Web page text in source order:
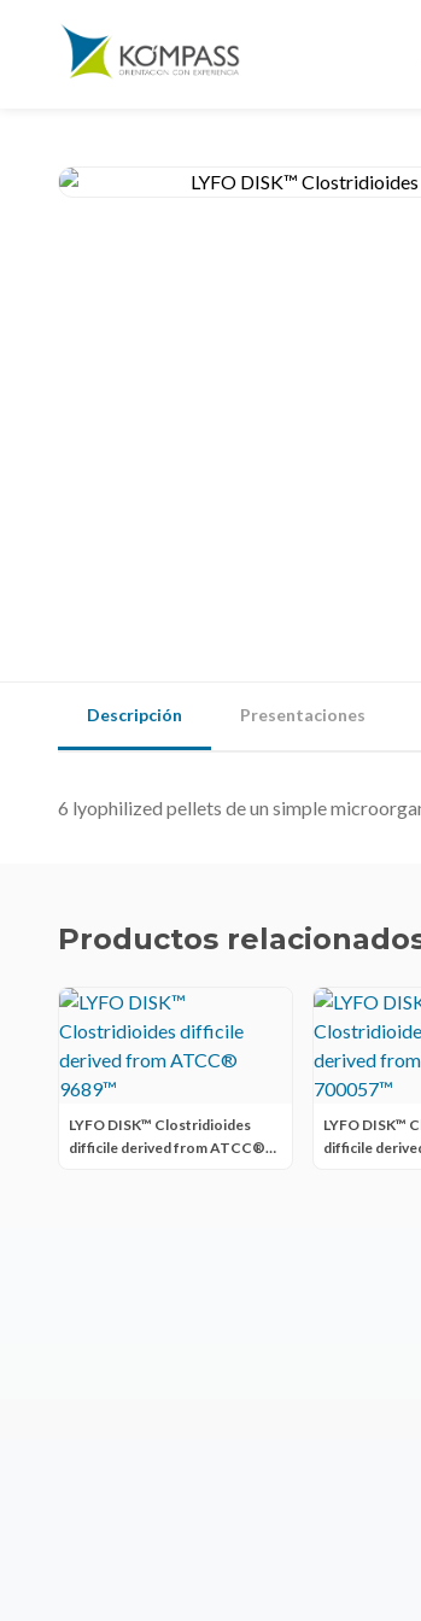
Descripción Presentaciones
6 lyophilized pellets de un simple
Productos
LYFO DISK™ Clostridioides
difficile derived from ATCC®
LYFO DISK™
difficile